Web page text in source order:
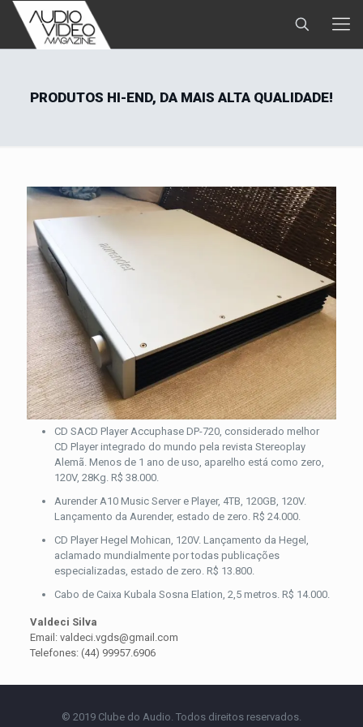
PRODUTOS HI-END, DA MAIS ALTA QUALIDADE!
CD SACD Player Accuphase DP-720, considerado melhor
CD Player integrado do mundo pela revista Stereoplay
Alemã. Menos de 1 ano de uso, aparelho está como zero,
120V, 28Kg. R$ 38.000.
Aurender A10 Music Server e Player, 4TB, 120GB, 120V.
Lançamento da Aurender, estado de zero. R$ 24.000.
CD Player Hegel Mohican, 120V. Lançamento da Hegel,
aclamado mundialmente por todas publicações
especializadas, estado de zero. R$ 13.800.
Cabo de Caixa Kubala Sosna Elation, 2,5 metros. R$ 14.000.
Valdeci Silva
Email: valdeci.vgds@gmail.com
Telefones: (44) 99957.6906
© 2019 Clube do Audio. Todos direitos reservados.